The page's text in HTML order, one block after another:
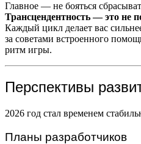
Главное — не бояться
Трансцендентность — это не
Каждый цикл делает вас
за советами встроенного
ритм игры.
Перспективы
2026 год стал временем
Планы разработчиков